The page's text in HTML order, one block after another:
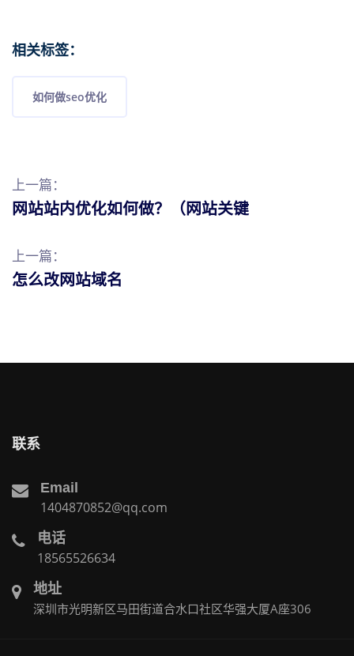
相关标签：
如何做seo优化
上一篇：
网站站内优化如何做？（网站关键
上一篇：
怎么改网站域名
联系
Email
1404870852@qq.com
电话
18565526634
地址
深圳市光明新区马田街道合水口社区华强大厦A座306